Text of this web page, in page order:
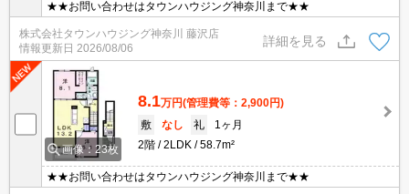
★★お問い合わせはタウンハウジング神奈川まで★★
株式会社タウンハウジング神奈川 藤沢店
情報更新日 2026/08/06
詳細を見る
画像：23枚
8.1万円(管理費等：2,900円)
敷
なし 礼
1ヶ月
2階
2LDK 58.7m²
★★お問い合わせはタウンハウジング神奈川まで★★